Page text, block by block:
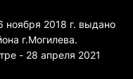
ноября 2018 г. выдано
г.Могилева.
- 28 апреля 2021